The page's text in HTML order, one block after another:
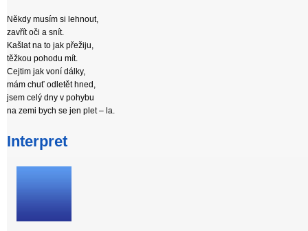
Někdy musím si lehnout,
zavřít oči a snít.
Kašlat na to jak přežiju,
těžkou pohodu mít.
Cejtim jak voní dálky,
mám chuť odletět hned,
jsem celý dny v pohybu
na zemi bych se jen plet – la.
Interpret